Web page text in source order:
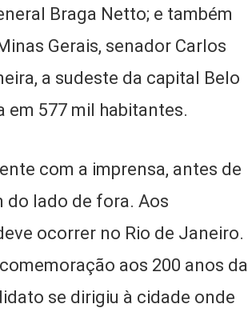
Braga Netto; e também
Gerais, senador Carlos
a sudeste da capital Belo
em 577 mil habitantes.
com a imprensa, antes de
do lado de fora. Aos
ocorrer no Rio de Janeiro.
aos 200 anos da
se dirigiu à cidade onde